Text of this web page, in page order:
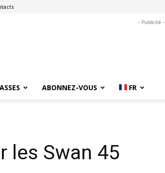
- Publicité -
ABONNEZ-VOUS FR
les Swan 45